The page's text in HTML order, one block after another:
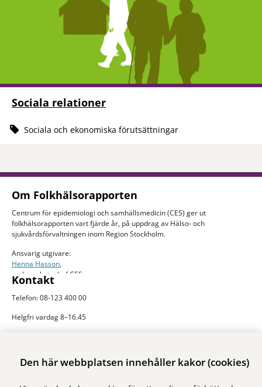
Den här webbplatsen innehåller kakor (cookies)
Sociala relationer
Sociala och ekonomiska förutsättningar
Om Folkhälsorapporten
Centrum för epidemiologi och samhällsmedicin (CES) ger ut
folkhälsorapporten vart fjärde år, på uppdrag av Hälso- och
sjukvårdsförvaltningen inom Region Stockholm.
Ansvarig utgivare:
Henna Hasson,
verksamhetschef CES
Kontakt
Telefon: 08-123 400 00
Helgfri vardag 8–16.45
Mer folkhälsodata